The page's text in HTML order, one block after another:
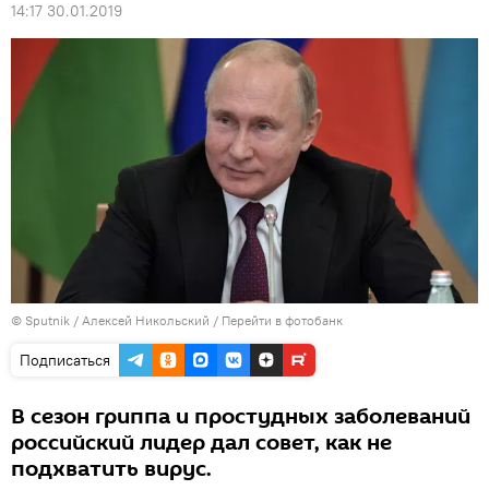
14:17 30.01.2019
© Sputnik / Алексей Никольский / Перейти в фотобанк
Подписаться
В сезон гриппа и простудных заболеваний
российский лидер дал совет, как не
подхватить вирус.